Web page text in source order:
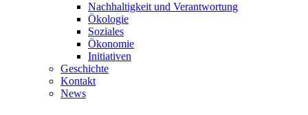
Nachhaltigkeit und Verantwortung
Ökologie
Soziales
Ökonomie
Initiativen
Geschichte
Kontakt
News